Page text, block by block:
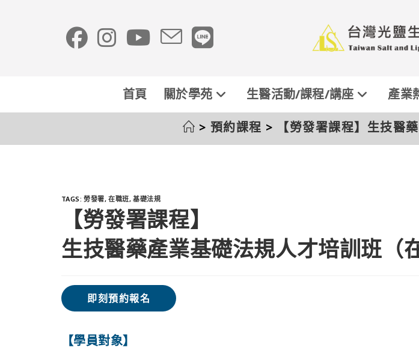
首頁 關於學苑 生醫活動/課程/講座 產業
> 預約課程 > 【勞發署課程】生技醫
TAGS:勞發署, 在職班, 基礎法規
【勞發署課程】
生技醫藥產業基礎法規人才培訓班（
即刻預約報名
【學員對象】